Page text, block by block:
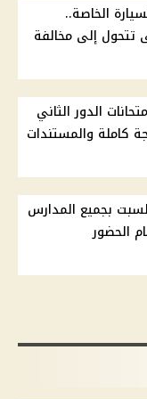
الخاصة..
تتحول إلى مخالفة
الدور الثاني
كاملة والمستندات
بجميع المدارس